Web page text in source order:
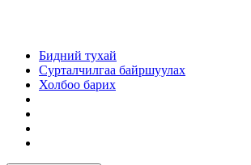
Бидний тухай
Сурталчилгаа байршуулах
Холбоо барих